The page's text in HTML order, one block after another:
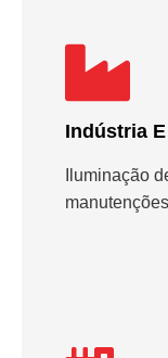
Indústria
Iluminação